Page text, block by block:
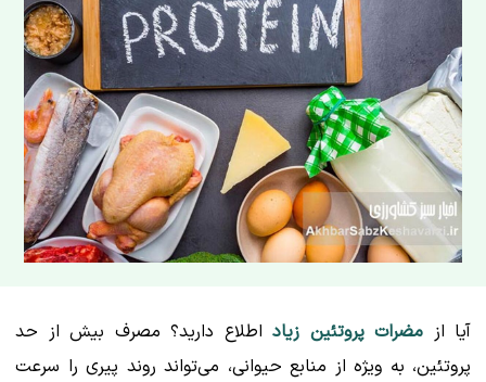
آیا از مضرات پروتئین زیاد اطلاع دارید؟ مصرف بیش از حد
پروتئین، به ویژه از منابع حیوانی، می‌تواند روند پیری را سرعت